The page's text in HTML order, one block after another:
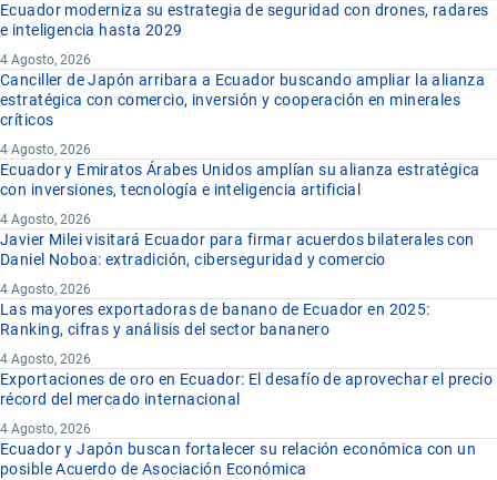
Ecuador moderniza su estrategia de seguridad con drones, radares
e inteligencia hasta 2029
4 Agosto, 2026
Canciller de Japón arribara a Ecuador buscando ampliar la alianza
estratégica con comercio, inversión y cooperación en minerales
críticos
4 Agosto, 2026
Ecuador y Emiratos Árabes Unidos amplían su alianza estratégica
con inversiones, tecnología e inteligencia artificial
4 Agosto, 2026
Javier Milei visitará Ecuador para firmar acuerdos bilaterales con
Daniel Noboa: extradición, ciberseguridad y comercio
4 Agosto, 2026
Las mayores exportadoras de banano de Ecuador en 2025:
Ranking, cifras y análisis del sector bananero
4 Agosto, 2026
Exportaciones de oro en Ecuador: El desafío de aprovechar el precio
récord del mercado internacional
4 Agosto, 2026
Ecuador y Japón buscan fortalecer su relación económica con un
posible Acuerdo de Asociación Económica